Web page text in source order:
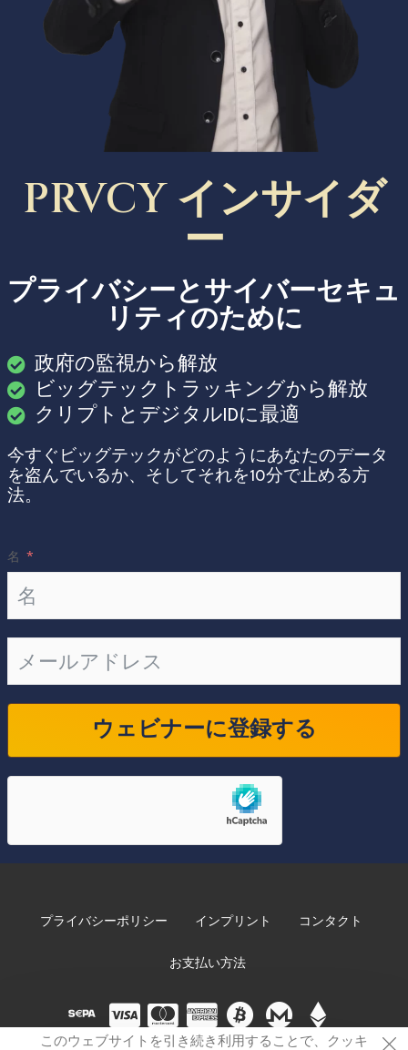
PRVCY インサイダ
ー
プライバシーとサイバーセキュ
リティのために
政府の監視から解放
ビッグテックトラッキングから解放
クリプトとデジタルIDに最適
今すぐビッグテックがどのようにあなたのデータ
を盗んでいるか、そしてそれを10分で止める方
法。
名
ウェビナーに登録する
プライバシーポリシー インプリント コンタクト
お支払い方法
このウェブサイトを引き続き利用することで、クッキ